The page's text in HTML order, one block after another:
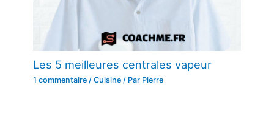
Les 5 meilleures centrales vapeur
1 commentaire /Cuisine / Par Pierre